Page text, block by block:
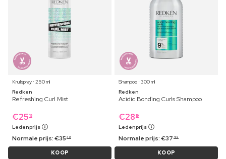
Krulspray ⋅ 250 ml
Redken
Refreshing Curl Mist
€25 19
Ledenprijs
Normale prijs:€35 79
KOOP
Shampoo ⋅ 300 ml
Redken
Acidic Bonding Curls Shampoo
€28 19
Ledenprijs
Normale prijs:€37 49
KOOP